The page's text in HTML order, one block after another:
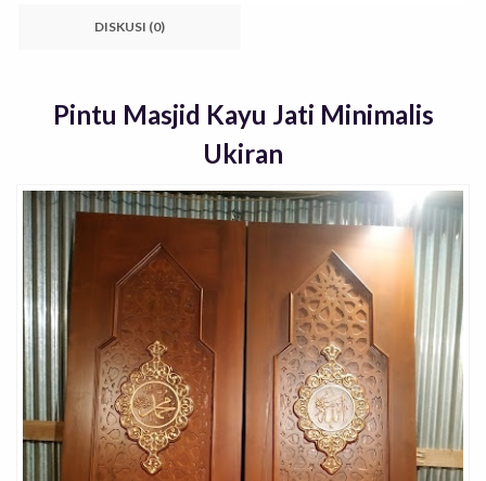
DISKUSI (0)
Pintu Masjid Kayu Jati Minimalis
Ukiran